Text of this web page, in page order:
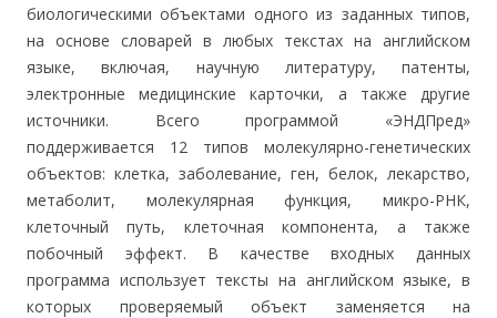
биологическими объектами одного из заданных типов,
на основе словарей в любых текстах на английском
языке, включая, научную литературу, патенты,
электронные медицинские карточки, а также другие
источники. Всего программой «ЭНДПред»
поддерживается 12 типов молекулярно-генетических
объектов: клетка, заболевание, ген, белок, лекарство,
метаболит, молекулярная функция, микро-РНК,
клеточный путь, клеточная компонента, а также
побочный эффект. В качестве входных данных
программа использует тексты на английском языке, в
которых проверяемый объект заменяется на